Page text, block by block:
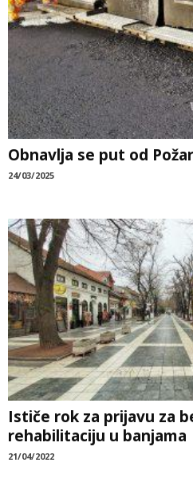
Obnavlja se put od
24/03/2025
Ističe rok za prijavu za
rehabilitaciju u banjama
21/04/2022